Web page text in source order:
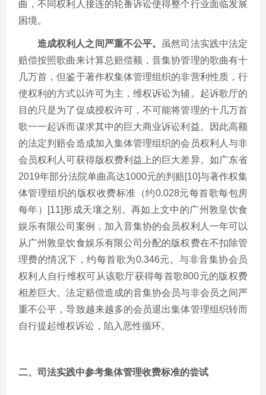
曲，不同权利人接连的轮番诉讼使得整个行业面临发展
困境。
造成权利人之间严重不公平。
虽然司法实践中法定
赔偿按照歌曲来计算总赔偿额，音集协管理的歌曲有十
几万首，但鉴于著作权集体管理组织的非营利性质，行
使权利的方式以许可为主，维权诉讼为辅。起诉歌厅的
目的只是为了促成授权许可，不可能将管理的十几万首
歌一一起诉而谋求其中的巨大商业诉讼利益。因此高额
的法定判赔会造成加入集体管理组织的会员权利人与非
会员权利人可获得版权费利益上的巨大差异。如广东省
2019年部分法院单曲高达1000元的判赔[10]与著作权集
体管理组织的版权收费标准（约0.028元每首歌每包房
每年）[11]形成天壤之别。再如上文中的广州敦皇饮食
娱乐有限公司案例，加入音集协的会员权利人一年可以
从广州敦皇饮食娱乐有限公司分配的版权费在不扣除管
理费的情况下，约每首歌为0.346元。与非音集协会员
权利人自行维权可从该歌厅获得每首歌800元的版权费
相差巨大。法定赔偿造成的音集协会员与非会员之间严
重不公平，导致越来越多的会员退出集体管理组织转而
自行提起维权诉讼，陷入恶性循环。
二、司法实践中参考集体管理收费标准的尝试